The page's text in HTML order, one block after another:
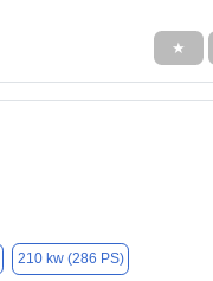
★
210 kw (286 PS)